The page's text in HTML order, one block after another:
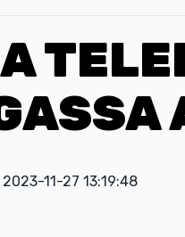
2023-11-27 13:19:48